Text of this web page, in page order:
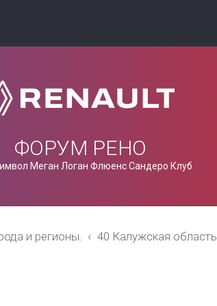
ФОРУМ РЕНО
Меган Логан Флюенс Сандеро Клуб
и регионы. 40 Калужская область